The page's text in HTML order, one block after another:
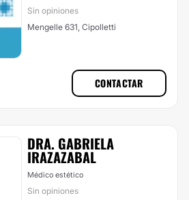
Sin opiniones
Mengelle 631, Cipolletti
CONTACTAR
DRA. GABRIELA
IRAZAZABAL
Médico estético
Sin opiniones